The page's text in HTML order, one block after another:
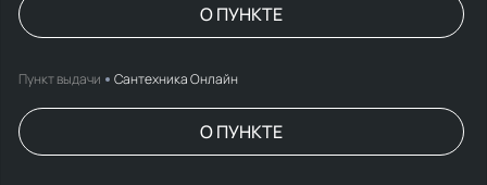
О ПУНКТЕ
Пункт выдачи Сантехника Онлайн
О ПУНКТЕ